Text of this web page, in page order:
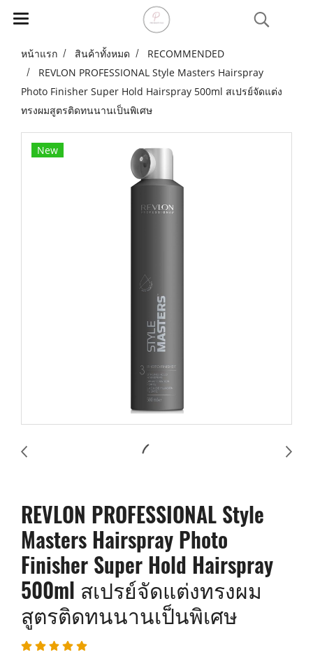
หน้าแรก สินค้าทั้งหมด
RECOMMENDED
REVLON PROFESSIONAL Style Masters Hairspray
Photo Finisher Super Hold Hairspray 500ml สเปรย์จัดแต่ง
ทรงผมสูตรติดทนนานเป็นพิเศษ
New
REVLON PROFESSIONAL Style
Masters Hairspray Photo
Finisher Super Hold Hairspray
500ml สเปรย์จัดแต่งทรงผม
สูตรติดทนนานเป็นพิเศษ